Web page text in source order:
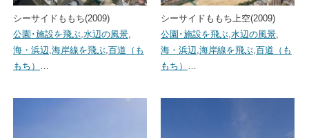
シーサイドももち(2009)
公園･施設を飛ぶ,水辺の風景,
海・浜辺,海岸線を飛ぶ,百道（も
もち） …
シーサイドももち上空(2009)
公園･施設を飛ぶ,水辺の風景,
海・浜辺,海岸線を飛ぶ,百道（も
もち） …